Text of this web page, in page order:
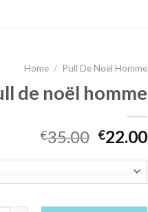
Home / Pull De Noël Homme
de noël homme
€35.00 €22.00